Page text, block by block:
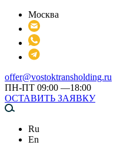
Москва
offer@vostoktransholding.ru
ПН-ПТ 09:00 —18:00
ОСТАВИТЬ ЗАЯВКУ
Ru
En